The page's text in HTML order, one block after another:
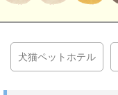
犬猫ペットホテル